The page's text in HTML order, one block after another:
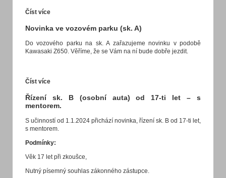
Číst více
Novinka ve vozovém parku (sk. A)
Do vozového parku na sk. A zařazujeme novinku v podobě
Kawasaki Z650. Věříme, že se Vám na ní bude dobře jezdit.
Číst více
Řízení sk. B (osobní auta) od 17-ti let – s
mentorem.
S učinností od 1.1.2024 přichází novinka, řízení sk. B od 17-ti let,
s mentorem.
Podmínky:
Věk 17 let při zkoušce,
Nutný písemný souhlas zákonného zástupce.